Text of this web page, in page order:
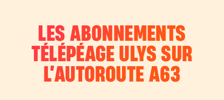
LES ABONNEMENTS
TÉLÉPÉAGE ULYS SUR
L’AUTOROUTE A63